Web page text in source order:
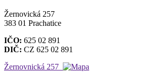
Žernovická 257
383 01 Prachatice
IČO: 625 02 891
DIČ: CZ 625 02 891
Žernovnická 257